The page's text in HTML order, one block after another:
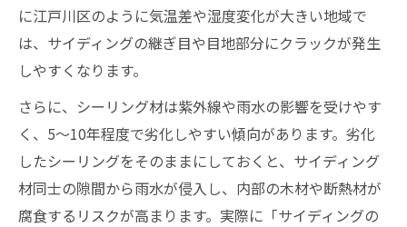
に江戸川区のように気温差や湿度変化が大きい地域で
は、サイディングの継ぎ目や目地部分にクラックが発生
しやすくなります。
さらに、シーリング材は紫外線や雨水の影響を受けやす
く、5～10年程度で劣化しやすい傾向があります。劣化
したシーリングをそのままにしておくと、サイディング
材同士の隙間から雨水が侵入し、内部の木材や断熱材が
腐食するリスクが高まります。実際に「サイディングの